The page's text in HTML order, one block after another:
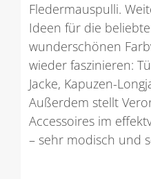
Fledermauspulli.
Ideen für die
wunderschönen
wieder faszinieren:
Jacke, Kapuzen-
Außerdem stellt
Accessoires im
– sehr modisch und